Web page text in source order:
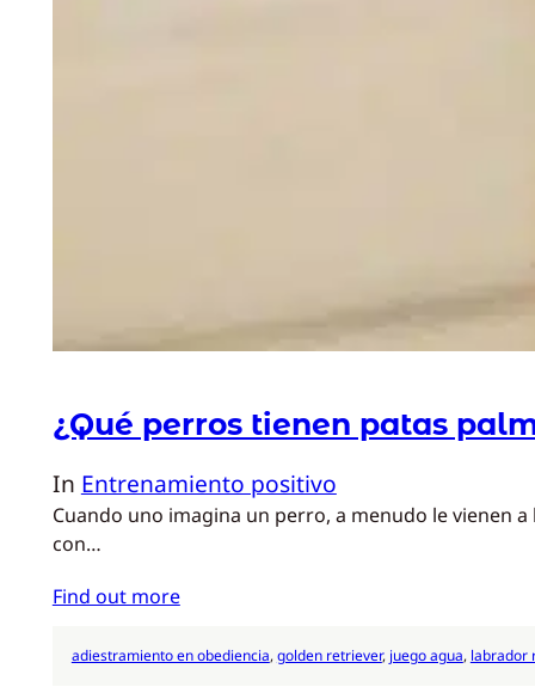
¿Qué perros tienen patas
In Entrenamiento positivo
Cuando uno imagina un perro, a menudo le vienen
con…
Find out more
adiestramiento en obediencia, golden retriever, juego agua, labrador